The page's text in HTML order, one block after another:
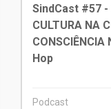
SindCast #57 -
CULTURA NA
CONSCIÊNCIA
Hop
Podcast